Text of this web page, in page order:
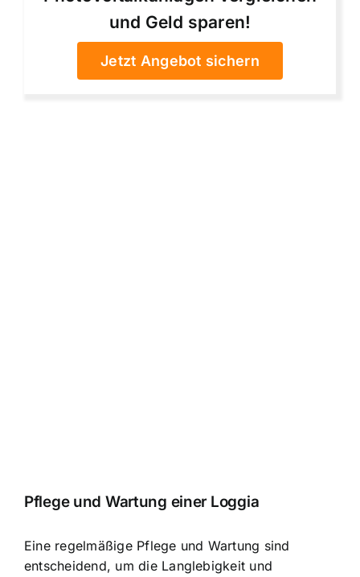
und Geld sparen!
Jetzt Angebot sichern
Pflege und Wartung einer Loggia
Eine regelmäßige Pflege und Wartung sind
entscheidend, um die Langlebigkeit und